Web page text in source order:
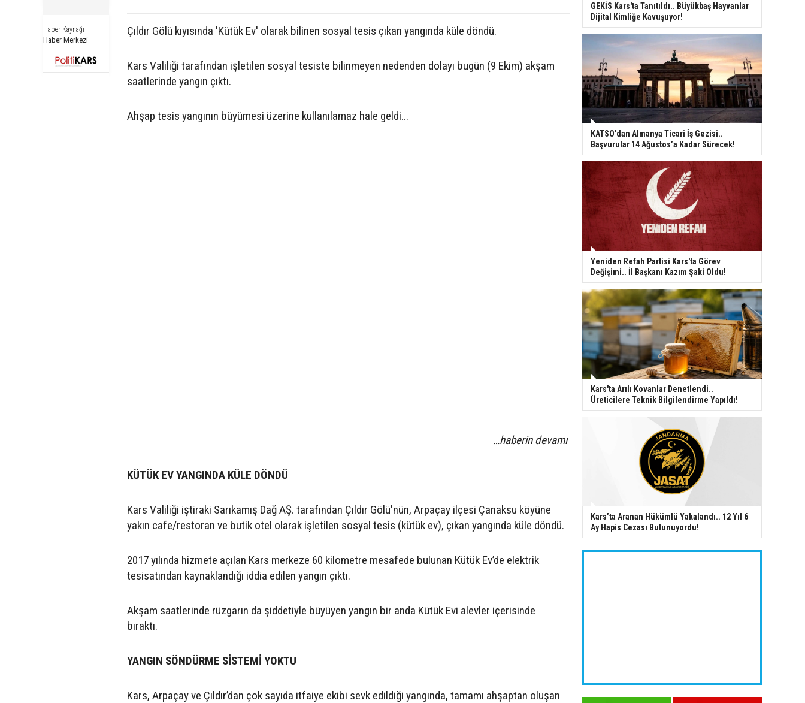
Haber Kaynağı
Haber Merkezi
Çıldır Gölü kıyısında 'Kütük Ev' olarak bilinen sosyal tesis çıkan yangında küle döndü.
Kars Valiliği tarafından işletilen sosyal tesiste bilinmeyen nedenden dolayı bugün (9 Ekim) akşam
saatlerinde yangın çıktı.
Ahşap tesis yangının büyümesi üzerine kullanılamaz hale geldi...
…haberin devamı
KÜTÜK EV YANGINDA KÜLE DÖNDÜ
Kars Valiliği iştiraki Sarıkamış Dağ AŞ. tarafından Çıldır Gölü'nün, Arpaçay ilçesi Çanaksu köyüne
yakın cafe/restoran ve butik otel olarak işletilen sosyal tesis (kütük ev), çıkan yangında küle döndü.
2017 yılında hizmete açılan Kars merkeze 60 kilometre mesafede bulunan Kütük Ev’de elektrik
tesisatından kaynaklandığı iddia edilen yangın çıktı.
Akşam saatlerinde rüzgarın da şiddetiyle büyüyen yangın bir anda Kütük Evi alevler içerisinde
bıraktı.
YANGIN SÖNDÜRME SİSTEMİ YOKTU
Kars, Arpaçay ve Çıldır’dan çok sayıda itfaiye ekibi sevk edildiği yangında, tamamı ahşaptan oluşan
GEKİS Kars'ta Tanıtıldı.. Büyükbaş Hayvanlar
Dijital Kimliğe Kavuşuyor!
KATSO’dan Almanya Ticari İş Gezisi..
Başvurular 14 Ağustos’a Kadar Sürecek!
Yeniden Refah Partisi Kars'ta Görev
Değişimi.. İl Başkanı Kazım Şaki Oldu!
Kars'ta Arılı Kovanlar Denetlendi..
Üreticilere Teknik Bilgilendirme Yapıldı!
Kars’ta Aranan Hükümlü Yakalandı.. 12 Yıl 6
Ay Hapis Cezası Bulunuyordu!